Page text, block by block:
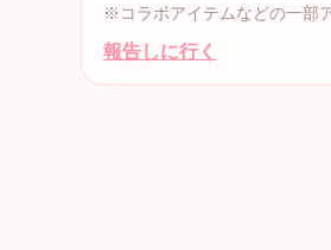
※コラボアイテムなどの一部
報告しに行く